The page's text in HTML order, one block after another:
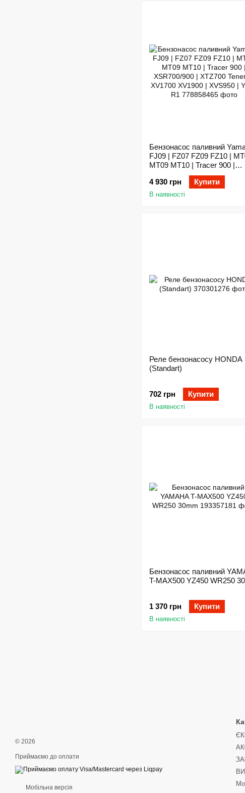
Бензонасос паливний
FJ09 | FZ07 FZ09 FZ10 |
MT09 MT10 | Tracer 900 |
XSR700/900 | XTZ700 Tenere
XV1700 XV1900 | XVS950 |
YZF-R1
4 930 грн Купити
В наявності
Реле бензонасосу HONDA
(Standart)
702 грн Купити
В наявності
Бензонасос паливний
T-MAX500 YZ450 WR250
1 370 грн Купити
В наявності
© 2026
Приймаємо до оплати
Мобільна версія